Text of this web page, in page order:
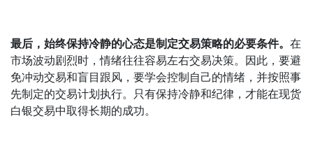
最后，始终保持冷静的心态是制定交易策略的必要条件。 在
市场波动剧烈时，情绪往往容易左右交易决策。因此，要避
免冲动交易和盲目跟风，要学会控制自己的情绪，并按照事
先制定的交易计划执行。只有保持冷静和纪律，才能在现货
白银交易中取得长期的成功。